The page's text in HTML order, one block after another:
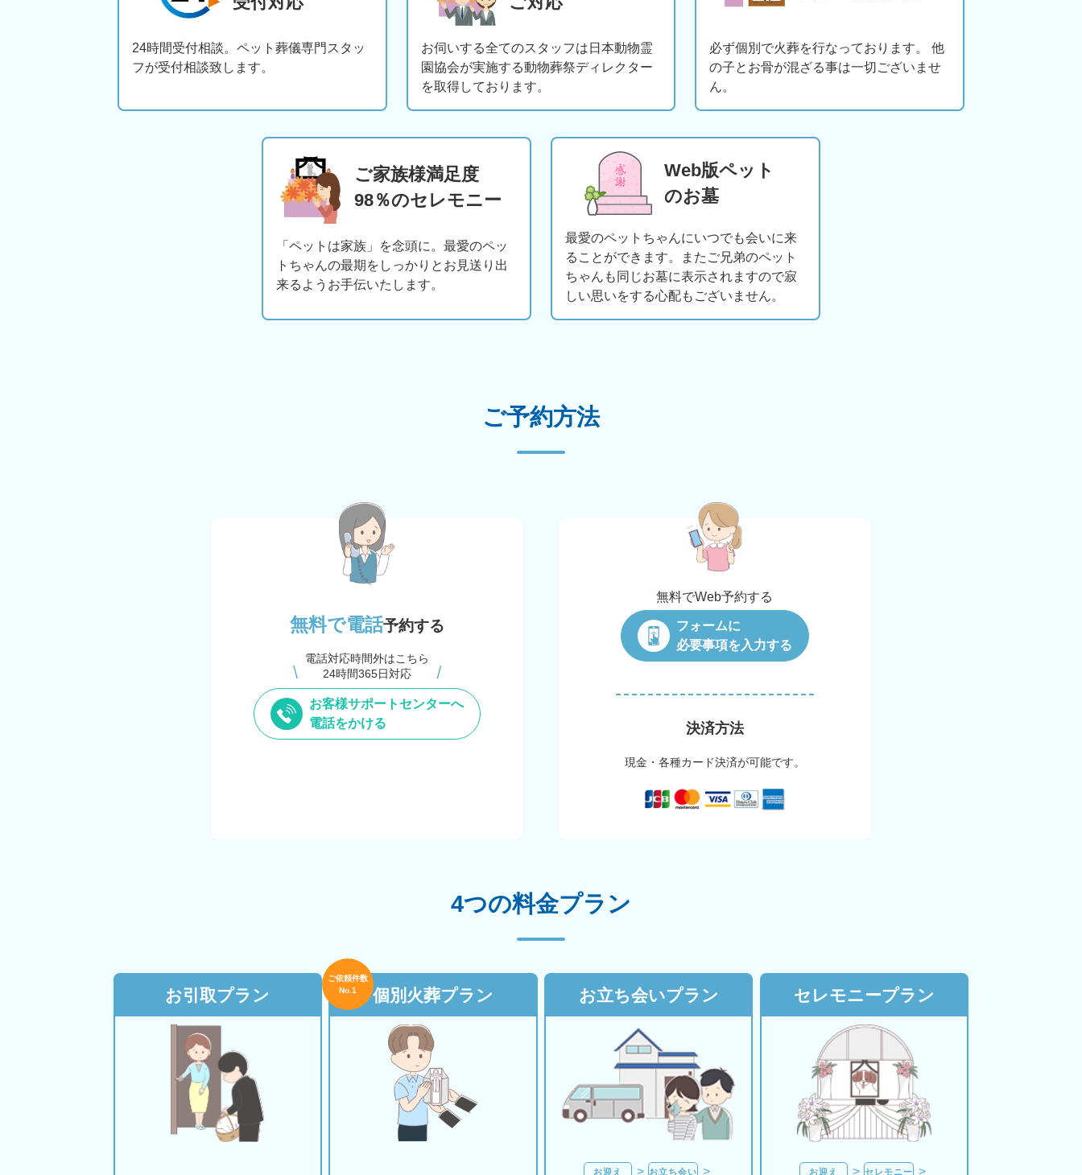
24時間受付相談。ペット葬儀専門スタッ
フが受付相談致します。
お伺いする全てのスタッフは日本動物霊
園協会が実施する動物葬祭ディレクター
を取得しております。
必ず個別で火葬を行なっております。 他
の子とお骨が混ざる事は一切ございませ
ん。
ご家族様満足度
98％のセレモニー
「ペットは家族」を念頭に。最愛のペッ
トちゃんの最期をしっかりとお見送り出
来るようお手伝いたします。
Web版ペット
のお墓
最愛のペットちゃんにいつでも会いに来
ることができます。またご兄弟のペット
ちゃんも同じお墓に表示されますので寂
しい思いをする心配もございません。
ご予約方法
無料で電話予約する
電話対応時間外はこちら
24時間365日対応
お客様サポートセンターへ
電話をかける
無料でWeb予約する
フォームに
必要事項を入力する
決済方法
現金・各種カード決済が可能です。
4つの料金プラン
お引取プラン 個別火葬プラン
ご依頼件数
No.1
お立ち会いプラン
お迎え お立ち会い
セレモニープラン
お迎え セレモニー